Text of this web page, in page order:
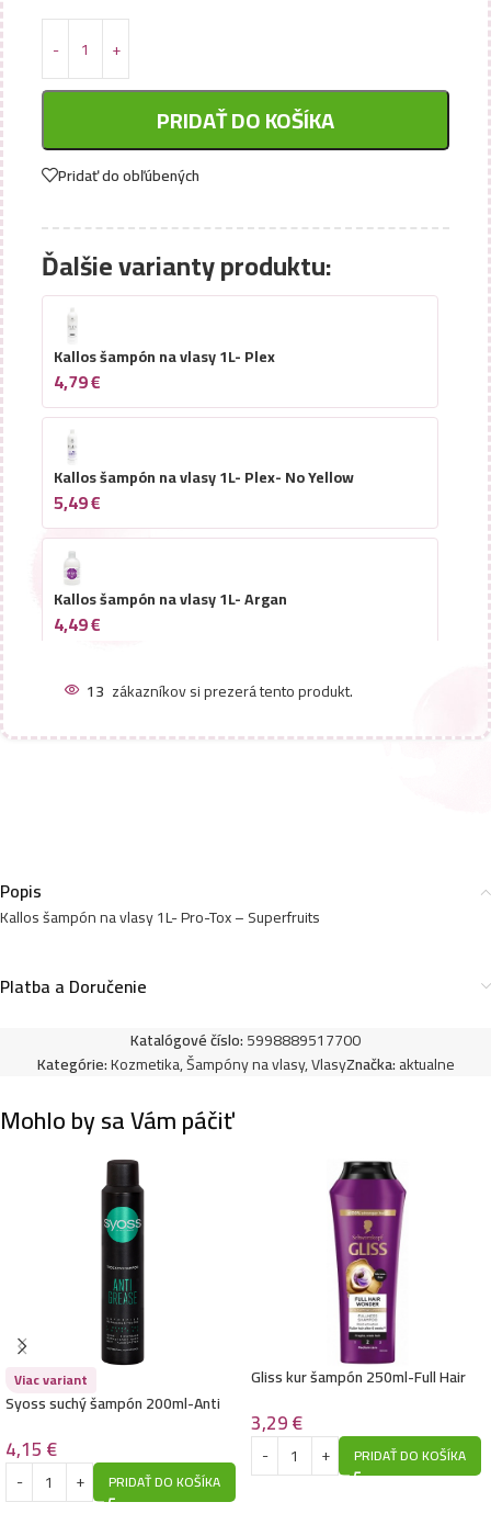
PRIDAŤ DO KOŠÍKA
Pridať do obľúbených
Ďalšie varianty produktu:
Kallos šampón na vlasy 1L- Plex
4,79€
Kallos šampón na vlasy 1L- Plex- No Yellow
5,49€
Kallos šampón na vlasy 1L- Argan
4,49€
Shine
Kallos šampón na vlasy 1L- Omega
Kallos šampón na vlasy 1L- Color
4,49€
Kallos šampón na vlasy s dávkovačom 1L-
Kallos šampón na vlasy 1L- Cherry
4,49€
Kallos šampón na vlasy s dávkovačom 1L- Volumizing
13 zákazníkov si prezerá tento produkt.
Popis
Kallos šampón na vlasy 1L- Pro-Tox – Superfruits
Platba a Doručenie
Katalógové číslo:5998889517700
Kategórie:Kozmetika,Šampóny na vlasy,VlasyZnačka:aktualne
Mohlo by sa Vám páčiť
Viac variant
Syoss suchý šampón 200ml-Anti
4,15€
PRIDAŤ DO KOŠÍKA
Gliss kur šampón 250ml-Full Hair
3,29€
PRIDAŤ DO KOŠÍKA